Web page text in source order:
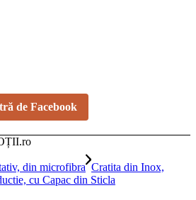
de Facebook
din microfibra Cratita din Inox,
cu Capac din Sticla